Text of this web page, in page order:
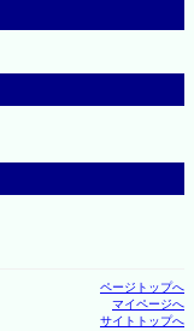
ページトップへ
マイページへ
サイトトップへ